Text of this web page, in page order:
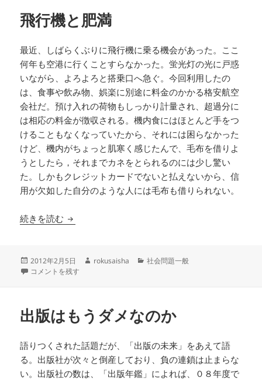
飛行機と肥満
最近、しばらくぶりに飛行機に乗る機会があった。ここ
何年も空港に行くことすらなかった。蛍光灯の光に戸惑
いながら、よろよろと搭乗口へ急ぐ。今回利用したの
は、食事や飲み物、娯楽に別途に料金のかかる格安航空
会社だ。預け入れの荷物もしっかり計量され、超過分に
は相応の料金が徴収される。機内食にはほとんど手をつ
けることもなくなっていたから、それには困らなかった
けど、機内がちょっと肌寒く感じたんで、毛布を借りよ
うとしたら，それまでカネをとられるのには少し驚い
た。しかもクレジットカードでないと払えないから、信
用が欠如した自分のような人には毛布も借りられない。
続きを読む 飛行機と肥満
投
稿
2012年2月5日
作
rokusaisha
カ
社会問題一般
飛行機と肥満 に
コメントを残す
出版はもうダメなのか
語りつくされた話題だが、「出版の未来」をあえて語
る。出版社が次々と倒産しており、負の連鎖は止まらな
い。出版社の数は、「出版年鑑」によれば、０８年度で